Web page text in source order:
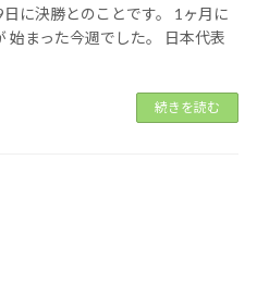
に決勝とのことです。 1ヶ月に
始まった今週でした。 日本代表
続きを読む